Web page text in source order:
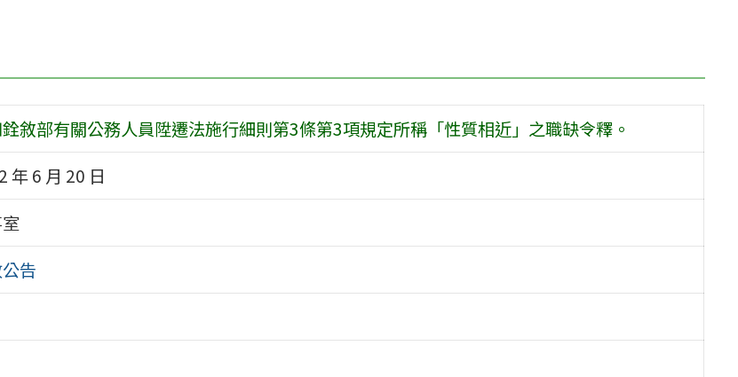
敘部有關公務人員陞遷法施行細則第3條第3項規定所稱「性質相近」之職缺令釋。
年 6 月 20 日
告